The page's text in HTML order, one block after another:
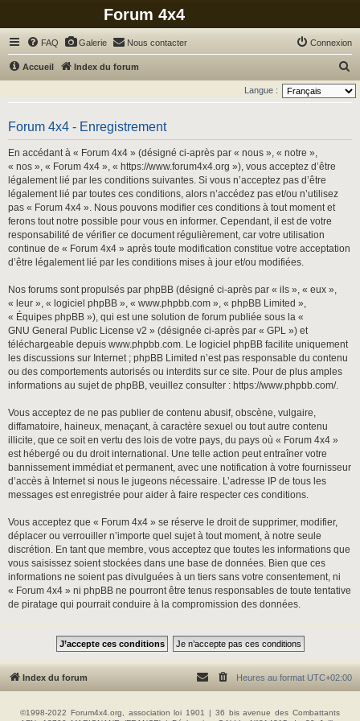
Forum 4x4
FAQ Galerie Nous contacter Connexion
Accueil Index du forum
e
c
e
Langue :
Forum 4x4 - Enregistrement
En accédant à « Forum 4x4 » (désigné ci-après par « nous », « notre »,
« nos », « Forum 4x4 », « https://www.forum4x4.org »), vous acceptez d’être
légalement lié par les conditions suivantes. Si vous n’acceptez pas d’être
légalement lié par toutes ces conditions, alors n’accédez pas et/ou n’utilisez
pas « Forum 4x4 ». Nous pouvons modifier ces conditions à tout moment et
ferons tout notre possible pour vous en informer. Cependant, il est de votre
responsabilité de vérifier ce document régulièrement, car votre utilisation
continue de « Forum 4x4 » après toute modification constitue votre acceptation
d’être légalement lié par les conditions mises à jour et/ou modifiées.
Nos forums sont propulsés par phpBB (désigné ci-après par « ils », « eux »,
« leur », « logiciel phpBB », « www.phpbb.com », « phpBB Limited »,
« Équipes phpBB »), qui est une solution de forum publiée sous la «
GNU General Public License v2 » (désignée ci-après par « GPL ») et
téléchargeable depuis www.phpbb.com. Le logiciel phpBB facilite uniquement
les discussions sur Internet ; phpBB Limited n’est pas responsable du contenu
ou des comportements autorisés ou interdits sur ce site. Pour de plus amples
informations au sujet de phpBB, veuillez consulter : https://www.phpbb.com/.
Vous acceptez de ne pas publier de contenu abusif, obscène, vulgaire,
diffamatoire, haineux, menaçant, à caractère sexuel ou tout autre contenu
illicite, que ce soit en vertu des lois de votre pays, du pays où « Forum 4x4 »
est hébergé ou du droit international. Une telle action peut entraîner votre
bannissement immédiat et permanent, avec une notification à votre fournisseur
d’accès à Internet si nous le jugeons nécessaire. L’adresse IP de tous les
messages est enregistrée pour aider à faire respecter ces conditions.
Vous acceptez que « Forum 4x4 » se réserve le droit de supprimer, modifier,
déplacer ou verrouiller n’importe quel sujet à tout moment, à notre seule
discrétion. En tant que membre, vous acceptez que toutes les informations que
vous saisissez soient stockées dans une base de données. Bien que ces
informations ne soient pas divulguées à un tiers sans votre consentement, ni
« Forum 4x4 » ni phpBB ne pourront être tenus responsables de toute tentative
de piratage qui pourrait conduire à la compromission des données.
Index du forum Heures au format UTC+02:00
©1998-2022 Forum4x4.org, association loi 1901 | 36 bis avenue des Combattants